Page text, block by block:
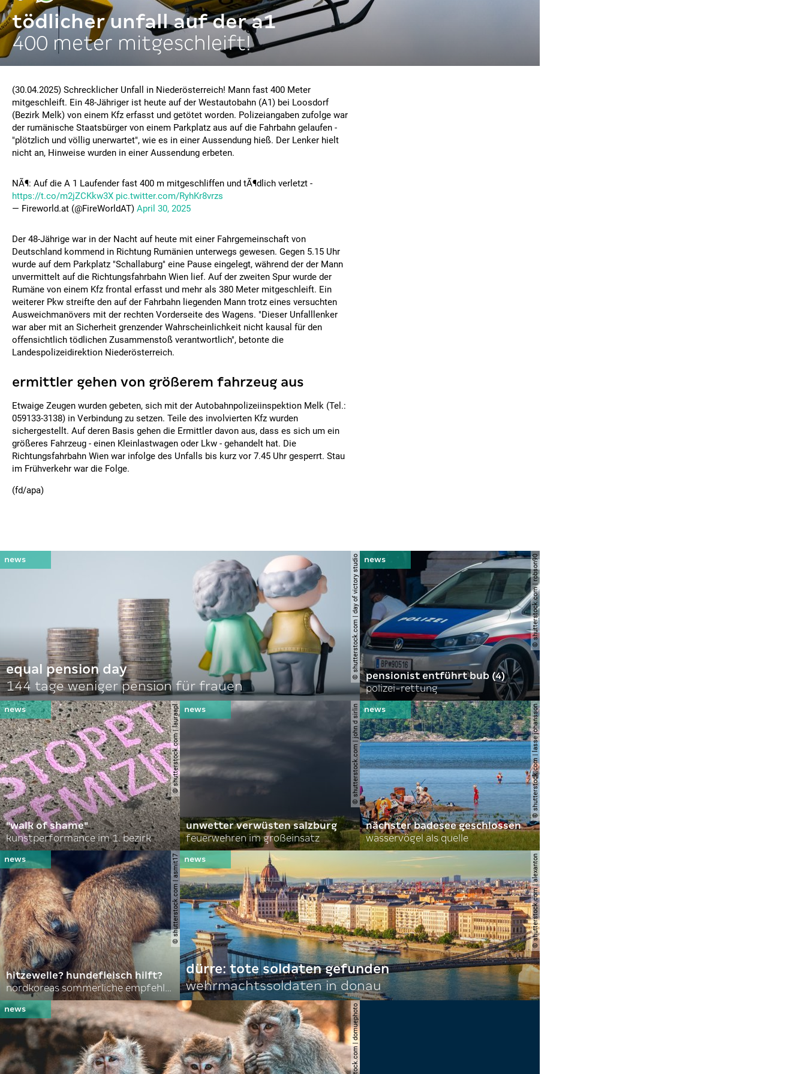
tödlicher unfall auf der a1
400 meter mitgeschleift!
(30.04.2025) Schrecklicher Unfall in Niederösterreich! Mann fast 400 Meter
mitgeschleift. Ein 48-Jähriger ist heute auf der Westautobahn (A1) bei Loosdorf
(Bezirk Melk) von einem Kfz erfasst und getötet worden. Polizeiangaben zufolge war
der rumänische Staatsbürger von einem Parkplatz aus auf die Fahrbahn gelaufen -
"plötzlich und völlig unerwartet", wie es in einer Aussendung hieß. Der Lenker hielt
nicht an, Hinweise wurden in einer Aussendung erbeten.
NÃ¶: Auf die A 1 Laufender fast 400 m mitgeschliffen und tÃ¶dlich verletzt -
https://t.co/m2jZCKkw3X pic.twitter.com/RyhKr8vrzs
— Fireworld.at (@FireWorldAT) April 30, 2025
Der 48-Jährige war in der Nacht auf heute mit einer Fahrgemeinschaft von
Deutschland kommend in Richtung Rumänien unterwegs gewesen. Gegen 5.15 Uhr
wurde auf dem Parkplatz "Schallaburg" eine Pause eingelegt, während der der Mann
unvermittelt auf die Richtungsfahrbahn Wien lief. Auf der zweiten Spur wurde der
Rumäne von einem Kfz frontal erfasst und mehr als 380 Meter mitgeschleift. Ein
weiterer Pkw streifte den auf der Fahrbahn liegenden Mann trotz eines versuchten
Ausweichmanövers mit der rechten Vorderseite des Wagens. "Dieser Unfalllenker
war aber mit an Sicherheit grenzender Wahrscheinlichkeit nicht kausal für den
offensichtlich tödlichen Zusammenstoß verantwortlich", betonte die
Landespolizeidirektion Niederösterreich.
ermittler gehen von größerem fahrzeug aus
Etwaige Zeugen wurden gebeten, sich mit der Autobahnpolizeiinspektion Melk (Tel.:
059133-3138) in Verbindung zu setzen. Teile des involvierten Kfz wurden
sichergestellt. Auf deren Basis gehen die Ermittler davon aus, dass es sich um ein
größeres Fahrzeug - einen Kleinlastwagen oder Lkw - gehandelt hat. Die
Richtungsfahrbahn Wien war infolge des Unfalls bis kurz vor 7.45 Uhr gesperrt. Stau
im Frühverkehr war die Folge.
(fd/apa)
© shutterstock.com | day of victory studio
equal pension day
144 tage weniger pension für frauen
© shutterstock.com | robson90
pensionist entführt bub (4)
polizei-rettung
© shutterstock.com | lauraapl
"walk of shame"
kunstperformance im 1. bezirk
© shutterstock.com | john d sirlin
unwetter verwüsten salzburg
feuerwehren im großeinsatz
© shutterstock.com | lasse johansson
nächster badesee geschlossen
wasservögel als quelle
© shutterstock.com | asmit17
hitzewelle? hundefleisch hilft?
nordkoreas sommerliche empfehlungen
© shutterstock.com | alexanton
dürre: tote soldaten gefunden
wehrmachtssoldaten in donau